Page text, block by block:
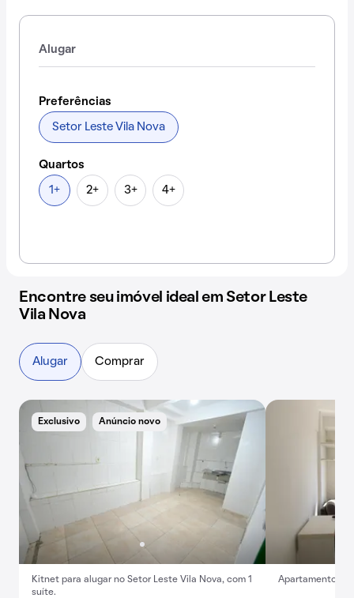
Alugar
Preferências
Setor Leste Vila Nova
Quartos
1+ 2+ 3+ 4+
Encontre seu imóvel ideal em Setor Leste
Vila Nova
Exclusivo Anúncio novo
Kitnet para alugar no Setor Leste Vila Nova, com 1
suíte.
Apartamento
Alugar Comprar